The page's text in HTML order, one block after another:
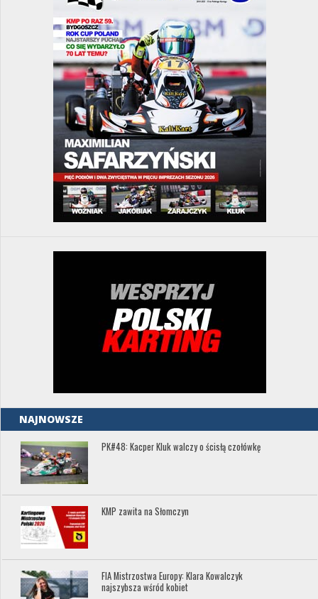
NAJNOWSZE
PK#48: Kacper Kluk walczy o ścisłą czołówkę
KMP zawita na Słomczyn
FIA Mistrzostwa Europy: Klara Kowalczyk
najszybsza wśród kobiet